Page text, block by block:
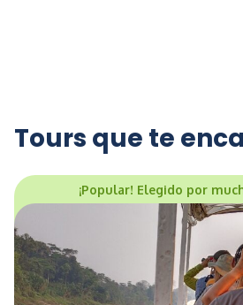
Tours que te
¡Popular! Elegido por